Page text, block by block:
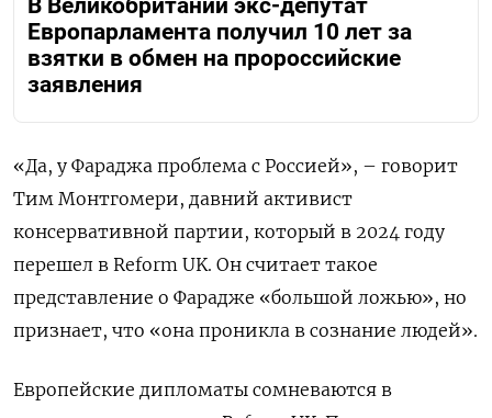
Европарламента получил 10 лет за
взятки в обмен на пророссийские
заявления
«Да, у Фараджа проблема с Россией», – говорит
Тим Монтгомери, давний активист
консервативной партии, который в 2024 году
перешел в Reform UK. Он считает такое
представление о Фарадже «большой ложью», но
признает, что «она проникла в сознание людей».
Европейские дипломаты сомневаются в